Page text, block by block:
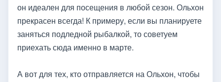
он идеален для посещения в любой сезон. Ольхон
прекрасен всегда! К примеру, если вы планируете
заняться подледной рыбалкой, то советуем
приехать сюда именно в марте.
А вот для тех, кто отправляется на Ольхон, чтобы